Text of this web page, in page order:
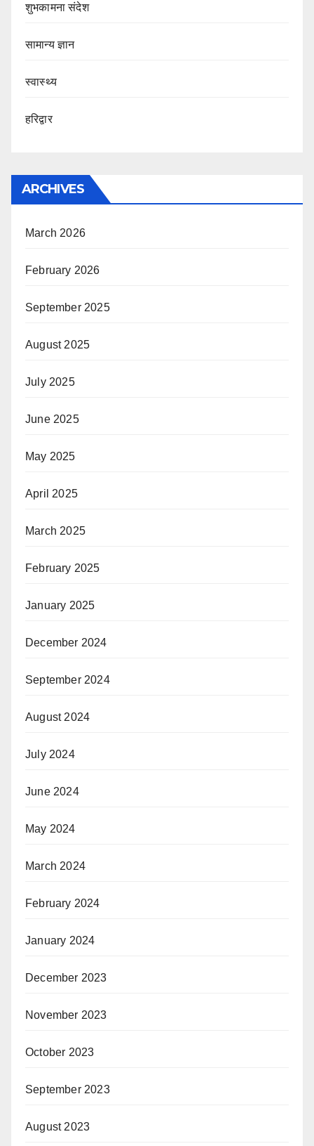
शुभकामना संदेश
सामान्य ज्ञान
स्वास्थ्य
हरिद्वार
ARCHIVES
March 2026
February 2026
September 2025
August 2025
July 2025
June 2025
May 2025
April 2025
March 2025
February 2025
January 2025
December 2024
September 2024
August 2024
July 2024
June 2024
May 2024
March 2024
February 2024
January 2024
December 2023
November 2023
October 2023
September 2023
August 2023